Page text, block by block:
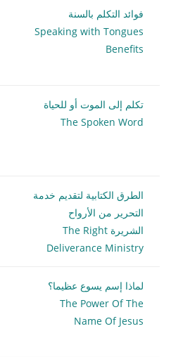
فوائد التكلم بالسنة
Speaking with Tongues
Benefits
تكلم إلى الموت أو للحياة
The Spoken Word
الطرق الكتابية لتقديم خدمة
التحرير من الأرواح
الشريرة The Right
Deliverance Ministry
لماذا إسم يسوع عظيما؟
The Power Of The
Name Of Jesus